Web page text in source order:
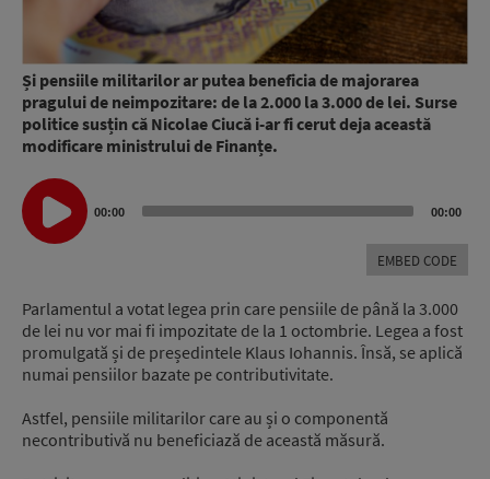
Și pensiile militarilor ar putea beneficia de majorarea
pragului de neimpozitare: de la 2.000 la 3.000 de lei. Surse
politice susțin că Nicolae Ciucă i-ar fi cerut deja această
modificare ministrului de Finanțe.
Audio
Player
00:00 00:00
EMBED CODE
Parlamentul a votat legea prin care pensiile de până la 3.000
de lei nu vor mai fi impozitate de la 1 octombrie. Legea a fost
promulgată și de președintele Klaus Iohannis. Însă, se aplică
numai pensiilor bazate pe contributivitate.
Astfel, pensiile militarilor care au și o componentă
necontributivă nu beneficiază de această măsură.